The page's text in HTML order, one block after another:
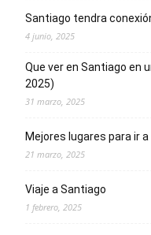
Santiago tendra
4 junio, 2025
Que ver en Santiago en
2025)
31 marzo, 2025
Mejores lugares para ir
21 marzo, 2025
Viaje a Santiago
1 febrero, 2025